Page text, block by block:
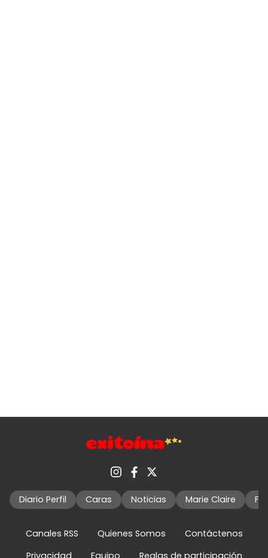
Diario Perfil Caras Noticias Marie Claire
Canales RSS Quienes Somos
Contáctenos